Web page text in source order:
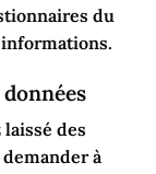
du
laissé des
à